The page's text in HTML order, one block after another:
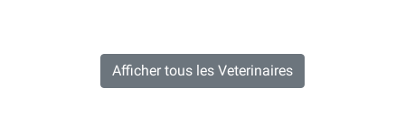
Afficher tous les Veterinaires